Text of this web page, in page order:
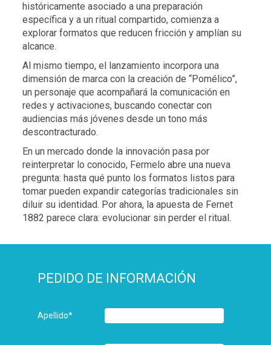
históricamente asociado a una preparación
específica y a un ritual compartido, comienza a
explorar formatos que reducen fricción y amplían su
alcance.
Al mismo tiempo, el lanzamiento incorpora una
dimensión de marca con la creación de “Pomélico”,
un personaje que acompañará la comunicación en
redes y activaciones, buscando conectar con
audiencias más jóvenes desde un tono más
descontracturado.
En un mercado donde la innovación pasa por
reinterpretar lo conocido, Fermelo abre una nueva
pregunta: hasta qué punto los formatos listos para
tomar pueden expandir categorías tradicionales sin
diluir su identidad. Por ahora, la apuesta de Fernet
1882 parece clara: evolucionar sin perder el ritual.
PEDIDO DE INFORMACIÓN
Apellido*